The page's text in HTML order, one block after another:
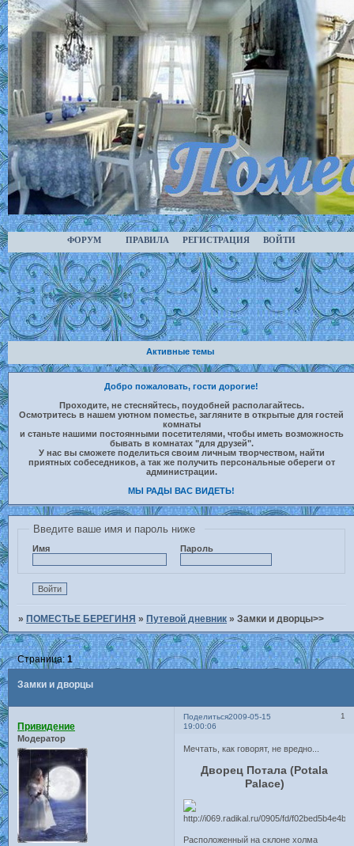
ФОРУМ ПРАВИЛА РЕГИСТРАЦИЯ ВОЙТИ
Активные темы
Добро пожаловать, гости дорогие!
Проходите, не стесняйтесь, поудобней располагайтесь.
Осмотритесь в нашем уютном поместье, загляните в открытые для гостей
комнаты
и станьте нашими постоянными посетителями, чтобы иметь возможность
бывать в комнатах "для друзей".
У нас вы сможете поделиться своим личным творчеством, найти
приятных собеседников, а так же получить персональные обереги от
администрации.
МЫ РАДЫ ВАС ВИДЕТЬ!
Введите ваше имя и пароль ниже
Имя Пароль
»ПОМЕСТЬЕ БЕРЕГИНЯ »Путевой дневник »Замки и дворцы>>
Замки и дворцы
Страница:1
Поделиться 1
2009-05-15
19:00:06
Привидение
Модератор
Мечтать, как говорят, не вредно...
Дворец Потала (Potala
Palace)
Расположенный на склоне холма